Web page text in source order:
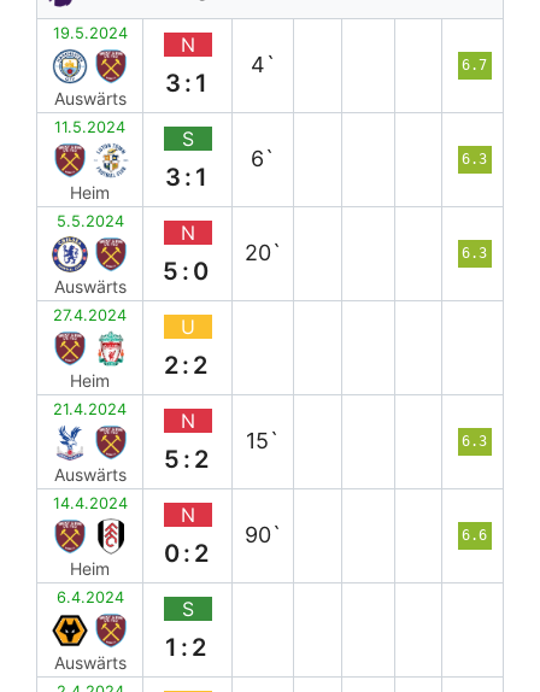
19.5.2024
Auswärts
N
3:1
4` 6.7
11.5.2024
Heim
S
3:1
6` 6.3
5.5.2024
Auswärts
N
5:0
20` 6.3
27.4.2024
Heim
U
2:2
21.4.2024
Auswärts
N
5:2
15` 6.3
14.4.2024
Heim
N
0:2
90` 6.6
6.4.2024
Auswärts
S
1:2